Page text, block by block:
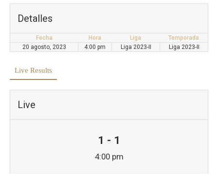
Detalles
Fecha Hora Liga
Temporada
20 agosto, 2023
4:00 pm Liga 2023-II Liga 2023-II
Live Results
Live
1 - 1
4:00 pm